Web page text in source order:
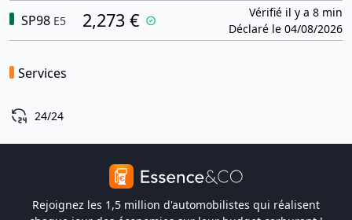
SP98 E5 2,273 €
Vérifié il y a 8 min
Déclaré le 04/08/2026
Services
24/24
Rejoignez les 1,5 million d'automobilistes qui réalisent